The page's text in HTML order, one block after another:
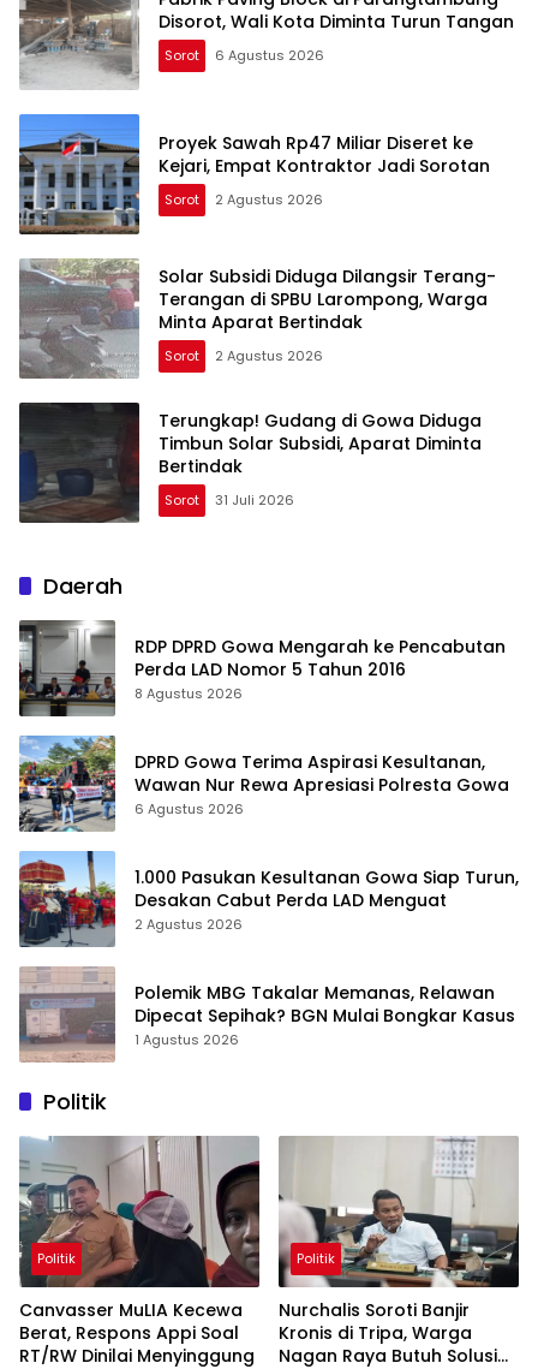
Disorot, Wali Kota Diminta Turun Tangan
Sorot 6 Agustus 2026
Proyek Sawah Rp47 Miliar Diseret ke
Kejari, Empat Kontraktor Jadi Sorotan
Sorot 2 Agustus 2026
Solar Subsidi Diduga Dilangsir Terang-
Terangan di SPBU Larompong, Warga
Minta Aparat Bertindak
Sorot 2 Agustus 2026
Terungkap! Gudang di Gowa Diduga
Timbun Solar Subsidi, Aparat Diminta
Bertindak
Sorot 31 Juli 2026
Daerah
RDP DPRD Gowa Mengarah ke Pencabutan
Perda LAD Nomor 5 Tahun 2016
8 Agustus 2026
DPRD Gowa Terima Aspirasi Kesultanan,
Wawan Nur Rewa Apresiasi Polresta Gowa
6 Agustus 2026
1.000 Pasukan Kesultanan Gowa Siap Turun,
Desakan Cabut Perda LAD Menguat
2 Agustus 2026
Polemik MBG Takalar Memanas, Relawan
Dipecat Sepihak? BGN Mulai Bongkar Kasus
1 Agustus 2026
Politik
Politik
Canvasser MuLIA Kecewa
Berat, Respons Appi Soal
RT/RW Dinilai Menyinggung
Politik
Nurchalis Soroti Banjir
Kronis di Tripa, Warga
Nagan Raya Butuh Solusi